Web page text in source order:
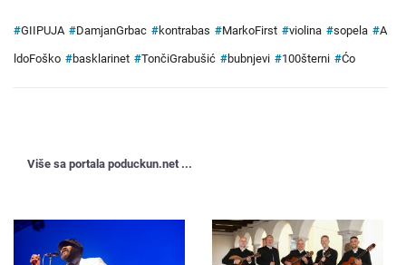
#GIIPUJA #DamjanGrbac #kontrabas #MarkoFirst #violina #sopela #A
ldoFoško #basklarinet #TončiGrabušić #bubnjevi #100šterni #Ćo
Više sa portala poduckun.net ...